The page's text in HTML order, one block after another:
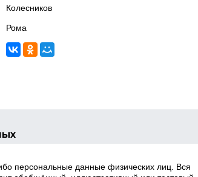
Колесников
Рома
персональные данные физических лиц. Вся